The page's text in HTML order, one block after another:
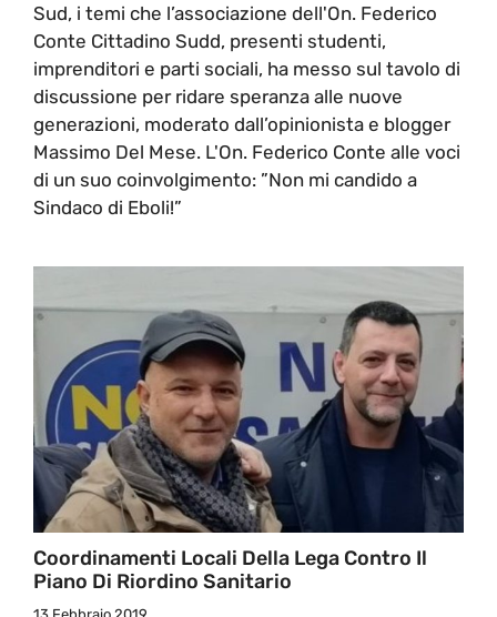
Sud, i temi che l’associazione dell'On. Federico
Conte Cittadino Sudd, presenti studenti,
imprenditori e parti sociali, ha messo sul tavolo di
discussione per ridare speranza alle nuove
generazioni, moderato dall’opinionista e blogger
Massimo Del Mese. L'On. Federico Conte alle voci
di un suo coinvolgimento: ”Non mi candido a
Sindaco di Eboli!”
Coordinamenti Locali Della Lega Contro Il
Piano Di Riordino Sanitario